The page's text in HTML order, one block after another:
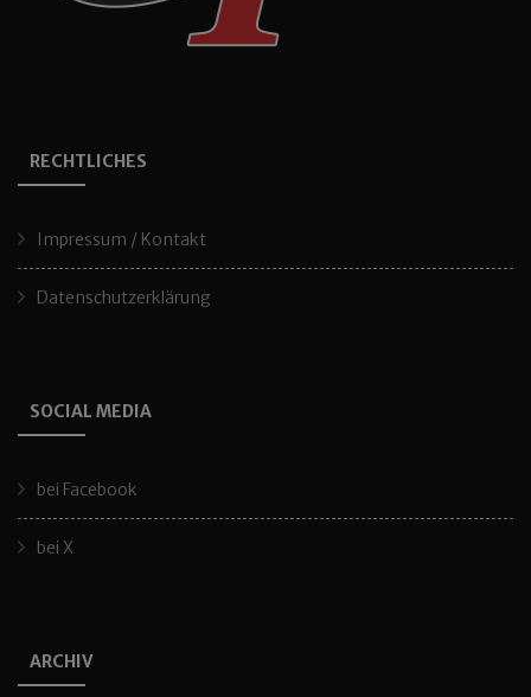
RECHTLICHES
Impressum / Kontakt
Datenschutzerklärung
SOCIAL MEDIA
bei Facebook
bei X
ARCHIV